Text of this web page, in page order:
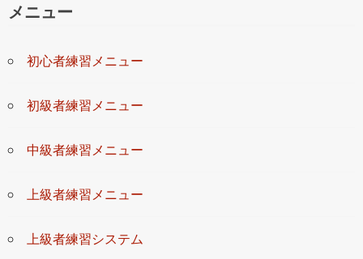
メニュー
初心者練習メニュー
初級者練習メニュー
中級者練習メニュー
上級者練習メニュー
上級者練習システム